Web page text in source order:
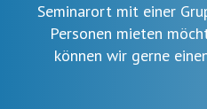
Seminarort mit einer
Personen mieten
können wir gerne